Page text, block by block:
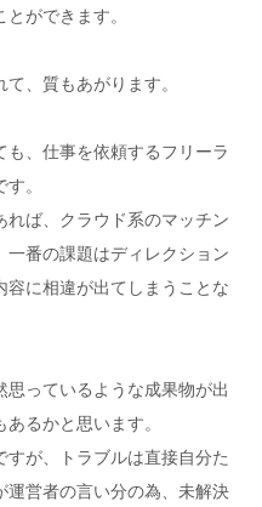
ができます。
、質もあがります。
、仕事を依頼するフリーラ
。
れば、クラウド系のマッチン
一番の課題はディレクション
容に相違が出てしまうことな
っているような成果物が出
るかと思います。
が、トラブルは直接自分た
運営者の言い分の為、未解決